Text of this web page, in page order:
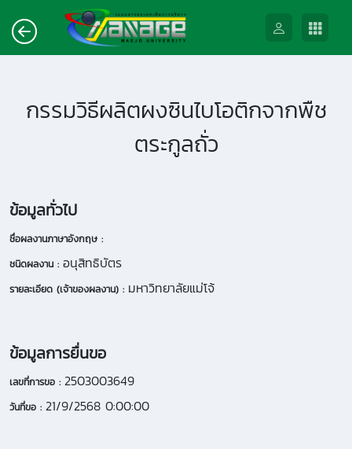
กรรมวิธีผลิตผงซินไบโอติกจากพืช
ตระกูลถั่ว
ข้อมูลทั่วไป
ชื่อผลงานภาษาอังกฤษ :
ชนิดผลงาน : อนุสิทธิบัตร
รายละเอียด (เจ้าของผลงาน) : มหาวิทยาลัยแม่โจ้
ข้อมูลการยื่นขอ
เลขที่การขอ : 2503003649
วันที่ขอ : 21/9/2568 0:00:00